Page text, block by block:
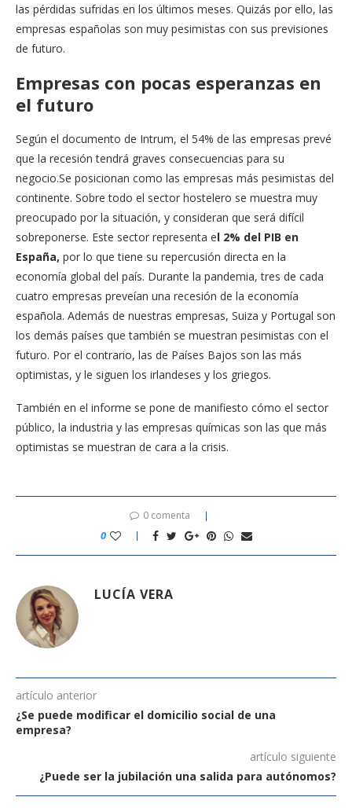
las pérdidas sufridas en los últimos meses. Quizás por ello, las
empresas españolas son muy pesimistas con sus previsiones
de futuro.
Empresas con pocas esperanzas en
el futuro
Según el documento de Intrum, el 54% de las empresas prevé
que la recesión tendrá graves consecuencias para su
negocio.Se posicionan como las empresas más pesimistas del
continente. Sobre todo el sector hostelero se muestra muy
preocupado por la situación, y consideran que será difícil
sobreponerse. Este sector representa el 2% del PIB en
España, por lo que tiene su repercusión directa en la
economía global del país. Durante la pandemia, tres de cada
cuatro empresas preveían una recesión de la economía
española. Además de nuestras empresas, Suiza y Portugal son
los demás países que también se muestran pesimistas con el
futuro. Por el contrario, las de Países Bajos son las más
optimistas, y le siguen los irlandeses y los griegos.
También en el informe se pone de manifiesto cómo el sector
público, la industria y las empresas químicas son las que más
optimistas se muestran de cara a la crisis.
0 comenta
0
LUCÍA VERA
artículo anterior
¿Se puede modificar el domicilio social de una
empresa?
artículo siguiente
¿Puede ser la jubilación una salida para autónomos?